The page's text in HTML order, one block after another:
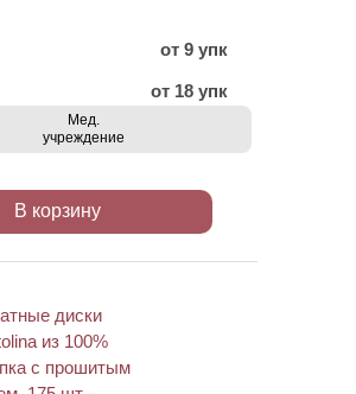
от 9 упк
от 18 упк
Мед.
учреждение
В корзину